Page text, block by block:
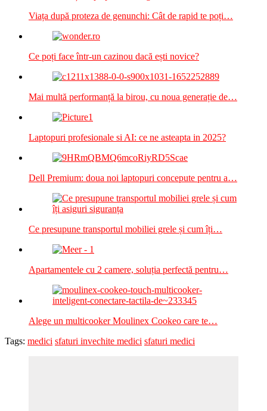
Viața după proteza de genunchi: Cât de rapid te poți…
Ce poți face într-un cazinou dacă ești novice?
Mai multă performanță la birou, cu noua generație de…
Laptopuri profesionale si AI: ce ne asteapta in 2025?
Dell Premium: doua noi laptopuri concepute pentru a…
Ce presupune transportul mobiliei grele și cum îți…
Apartamentele cu 2 camere, soluția perfectă pentru…
Alege un multicooker Moulinex Cookeo care te…
Tags: medici sfaturi invechite medici sfaturi medici